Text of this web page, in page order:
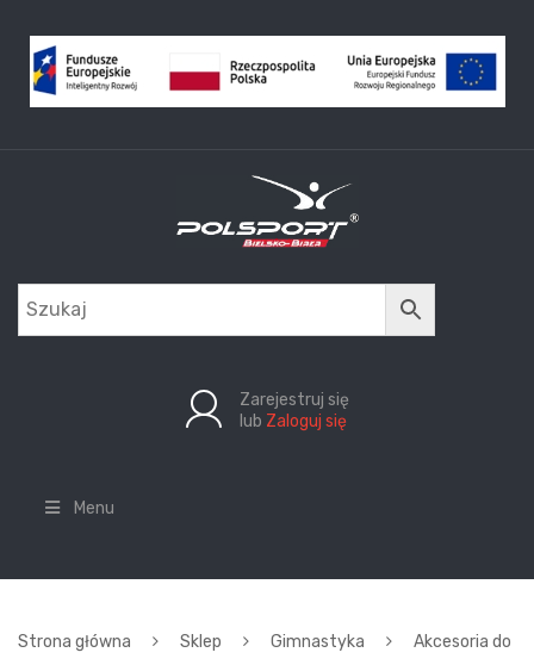
Zarejestruj się
lub Zaloguj się
Menu
Strona główna Sklep Gimnastyka
Akcesoria do